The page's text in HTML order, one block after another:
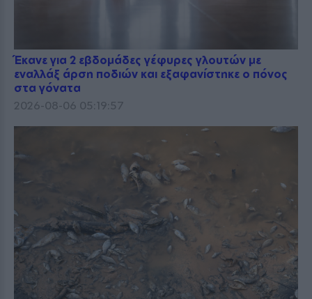
Έκανε για 2 εβδομάδες γέφυρες γλουτών με
εναλλάξ άρση ποδιών και εξαφανίστηκε ο πόνος
στα γόνατα
2026-08-06 05:19:57